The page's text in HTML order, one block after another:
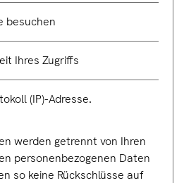
besuchen
Ihres Zugriffs
(IP)-Adresse.
werden getrennt von Ihren
personenbezogenen Daten
so keine Rückschlüsse auf